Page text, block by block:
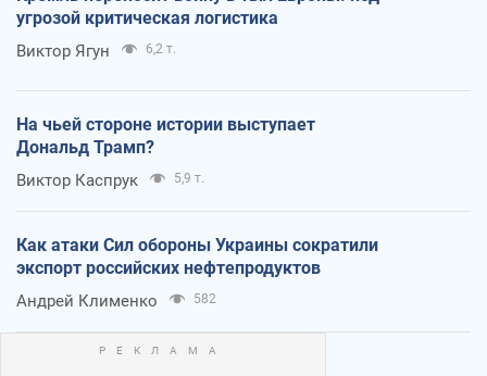
угрозой критическая логистика
Виктор Ягун 6,2 т.
На чьей стороне истории выступает
Дональд Трамп?
Виктор Каспрук 5,9 т.
Как атаки Сил обороны Украины сократили
экспорт российских нефтепродуктов
Андрей Клименко 582